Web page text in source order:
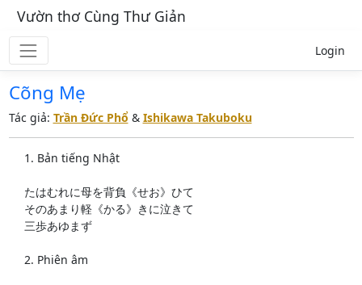
Vườn thơ Cùng Thư Giản
Login
Cõng Mẹ
Tác giả: Trần Đức Phổ& Ishikawa Takuboku
1. Bản tiếng Nhật
たはむれに母を背負《せお》ひて
そのあまり軽《かる》きに泣きて
三歩あゆまず
2. Phiên âm